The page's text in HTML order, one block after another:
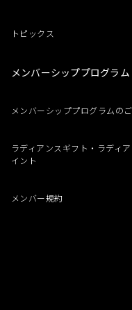
トピックス
メンバーシッププログラム
メンバーシッププログラムの
ラディアンスギフト・ラディ
イント
メンバー規約